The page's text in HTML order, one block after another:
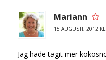
Mariann
15 AUGUSTI, 2012
Jag hade tagit mer